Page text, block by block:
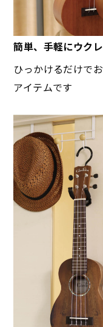
簡単、手軽にウク
ひっかけるだけで
アイテムです